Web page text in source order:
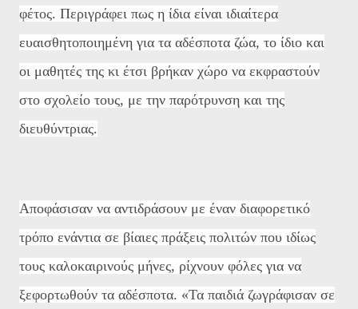
φέτος. Περιγράφει πως η ίδια είναι ιδιαίτερα
ευαισθητοποιημένη για τα αδέσποτα ζώα, το ίδιο και
οι μαθητές της κι έτσι βρήκαν χώρο να εκφραστούν
στο σχολείο τους, με την παρότρυνση και της
διευθύντριας.
Αποφάσισαν να αντιδράσουν με έναν διαφορετικό
τρόπο ενάντια σε βίαιες πράξεις πολιτών που ιδίως
τους καλοκαιρινούς μήνες, ρίχνουν φόλες για να
ξεφορτωθούν τα αδέσποτα. «Τα παιδιά ζωγράφισαν σε